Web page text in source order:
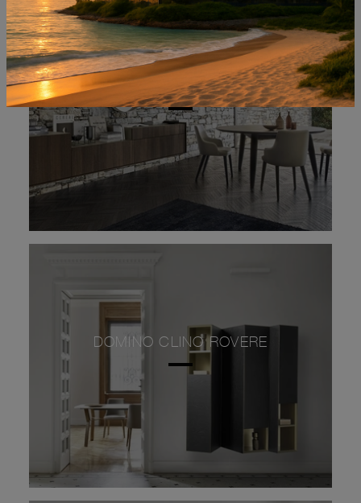
CABARET ONE 01
DOMINO CLINO ROVERE